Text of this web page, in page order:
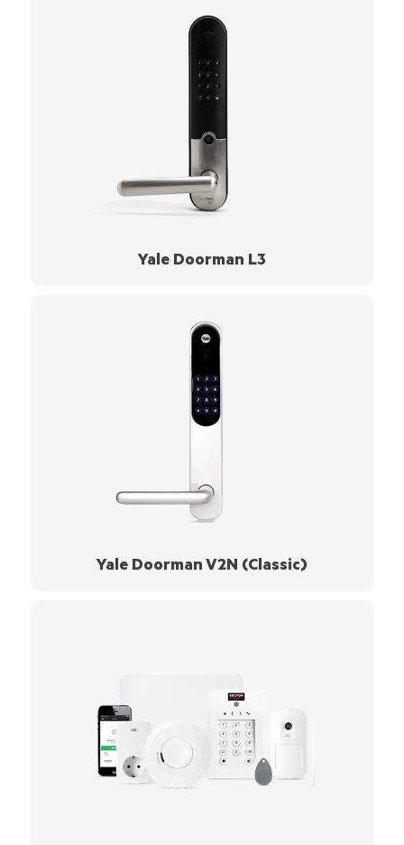
Yale Doorman L3
Yale Doorman V2N (Classic)